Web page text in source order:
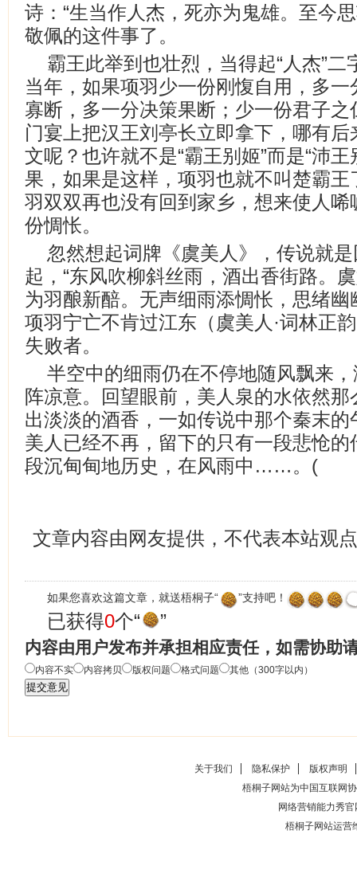
诗：“生当作人杰，死亦为鬼雄。至今
敬佩的这件事了。
霸王此举到也壮烈，当得起“人杰”
当年，如果项羽少一份刚愎自用，多
寡断，多一分决策果断；少一份君子
门宴上把汉王刘亭长立即拿下，哪有
文呢？也许就不是“霸王别姬”而是“沛
果，如果是这样，项羽也就不叫楚霸
羽双双再也没有回到家乡，想来使人
份惆怅。
忽然想起词牌《虞美人》，传说就
起，“东风吹柳斜丝雨，酒出香街路。
为羽酿新醅。无声细雨添惆怅，思绪
项羽宁亡不肯过江东（虞美人·词林正
失败者。
半空中的细雨仍在不停地随风飘来
阵凉意。回望眼前，美人泉的水依然
出淡淡的酒香，一如传说中那个秦末
美人已经不再，留下的只有一段悲怆
段沉甸甸地历史，在风雨中……。(
文章内容由网友提供，不代表本站观点
如果您喜欢这篇文章，就送梧桐子“ ”支持吧！
已获得0个“ ”
内容由用户发布并承担相应责任，如需协助
内容不实 内容拷贝 版权问题 格式问题 其他（300字以内）
关于我们 隐私保护
版权声明
梧桐子网站为中国互联网
网络营销能力秀官
梧桐子网站运营